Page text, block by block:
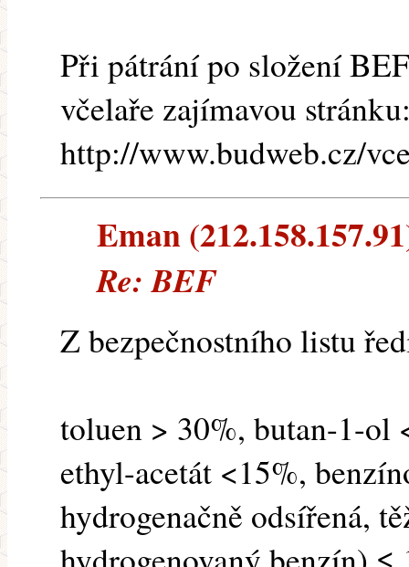
Při pátrání po složení
včelaře zajímavou
http://www.budweb.cz/
Eman
Re: BEF
Z bezpečnostního listu
toluen > 30%, butan-1-ol
ethyl-acetát <15%,
hydrogenačně odsířená,